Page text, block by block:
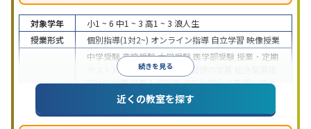
続きを見る
対象学年 小1 ~ 6 中1 ~ 3 高1 ~ 3 浪人生
授業形式
個別指導(1対2~) オンライン指導 自立学習 映像授業
中学受験高校受験大学受験 医学部受験 授業・定期
テスト対策
内申点対策 学習習慣の定着
(旧AO)対策推薦入試対策学校別特化対策国公立大
私大対策共通テスト対策
英語・英会話特化
対策その他科目別特化対策
近くの教室を探す